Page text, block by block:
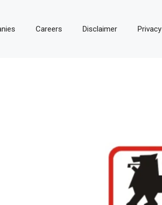
Careers Disclaimer Privacy